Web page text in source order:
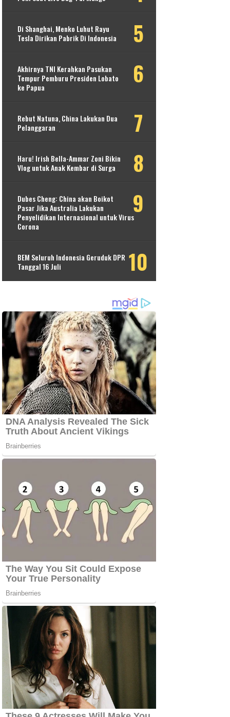
Di Shanghai, Menko Luhut Rayu
Tesla Dirikan Pabrik Di Indonesia
Akhirnya TNI Kerahkan Pasukan
Tempur Pemburu Presiden Lobato
ke Papua
Rebut Natuna, China Lakukan Dua
Pelanggaran
Haru! Irish Bella-Ammar Zoni Bikin
Vlog untuk Anak Kembar di Surga
Dubes Cheng: China akan Boikot
Pasar Jika Australia Lakukan
Penyelidikan Internasional untuk Virus
Corona
BEM Seluruh Indonesia Geruduk DPR
Tanggal 16 Juli